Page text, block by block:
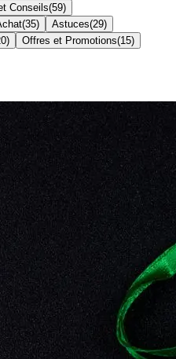
Conseils(59)
(35) Astuces(29)
) Offres et Promotions(15)